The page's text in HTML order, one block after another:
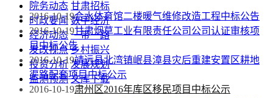
院务动态 甘肃招标
时政要闻 数字经济
经济动态 一带一路
发改视点 乡村振兴
投资分析 发展规划
监测预测 文库下载
2016-10-19合水体育馆二楼暖气维修改造工程中标公告
2016-10-19甘肃烟草工业有限责任公司公司认证审核项
目中标公告
2016-10-19靖远县北湾镇岷县漳县灾后重建安置区耕地
渠路配套项目中标公示
2016-10-19肃州区2016年库区移民项目中标公示